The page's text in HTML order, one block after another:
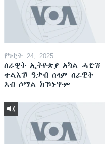
የካቲት 24, 2025
ሰራዊት ኢትዮጵያ አካል ሓድሽ
ተልእኾ ዓቃብ ሰላም ሰራዊት
ኣብ ሶማል ክኾኑ'ዮም